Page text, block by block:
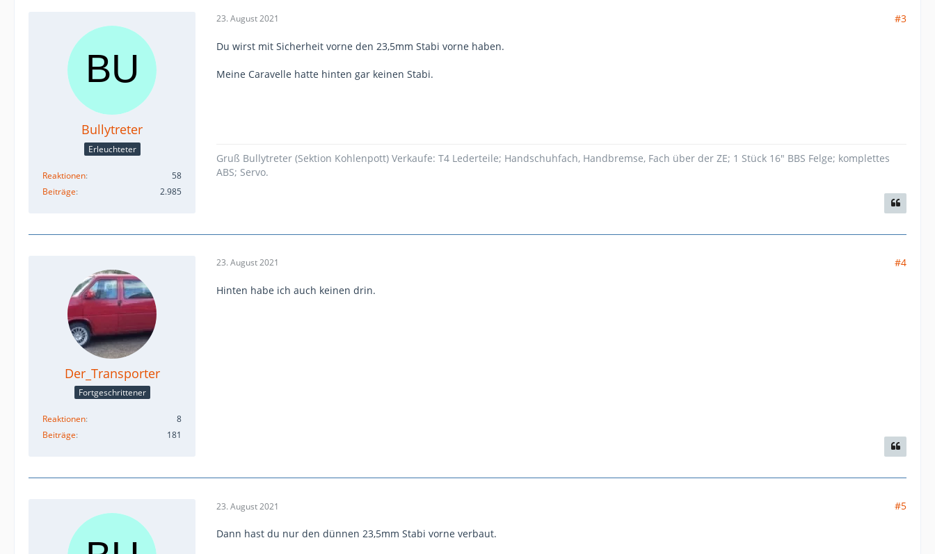
Bullytreter
Erleuchteter
Reaktionen
58
Beiträge
2.985
23. August 2021 #3
Du wirst mit Sicherheit vorne den 23,5mm Stabi vorne haben.
Meine Caravelle hatte hinten gar keinen Stabi.
Gruß Bullytreter (Sektion Kohlenpott) Verkaufe: T4 Lederteile; Handschuhfach, Handbremse, Fach über der ZE; 1 Stück 16" BBS Felge; komplettes
ABS; Servo.
Der_Transporter
Fortgeschrittener
Reaktionen
8
Beiträge
181
23. August 2021 #4
Hinten habe ich auch keinen drin.
23. August 2021 #5
Dann hast du nur den dünnen 23,5mm Stabi vorne verbaut.